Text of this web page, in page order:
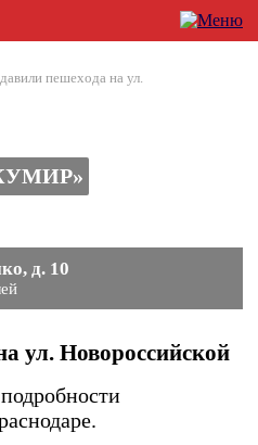
пешехода на ул.
д. 10
ул. Новороссийской